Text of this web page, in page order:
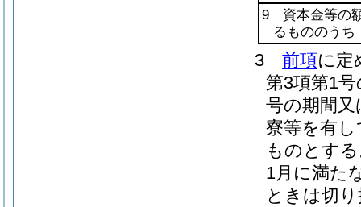
9 資本金等の
るもののうち
3 前項に定
第3項第1
号の期間
寮等を有
ものとす
1月に満た
ときは切